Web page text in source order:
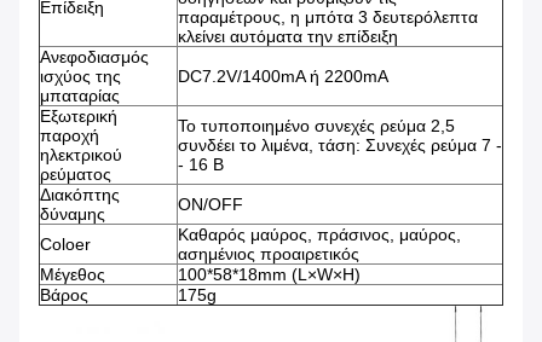
Επίδειξη
παραμέτρους, η μπότα 3 δευτερόλεπτα
κλείνει αυτόματα την επίδειξη
Ανεφοδιασμός
ισχύος της
μπαταρίας
DC7.2V/1400mA ή 2200mA
Εξωτερική
παροχή
ηλεκτρικού
ρεύματος
Το τυποποιημένο συνεχές ρεύμα 2,5
συνδέει το λιμένα, τάση: Συνεχές ρεύμα 7 -
- 16 Β
Διακόπτης
δύναμης
ON/OFF
Coloer
Καθαρός μαύρος, πράσινος, μαύρος,
ασημένιος προαιρετικός
Μέγεθος
100*58*18mm (L×W×H)
Βάρος
175g